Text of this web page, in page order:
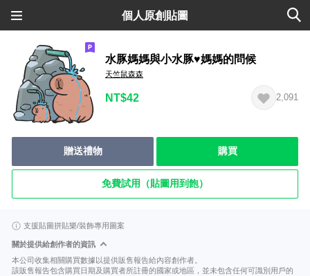
個人原創貼圖
水豚媽媽與小水豚♥媽媽的問候
天竺鼠森森
NT$42 2,091
贈送禮物 購買
免費試用（貼圖用到飽）
支援貼圖拼貼樂/裝飾專用圖案
關於提供給創作者的資訊
本公司收集相關購買數據以提供販售報告給內容創作者。
該販售報告包含購買日期及購買者所註冊的國家或地區，並未包含任何可識別用戶的